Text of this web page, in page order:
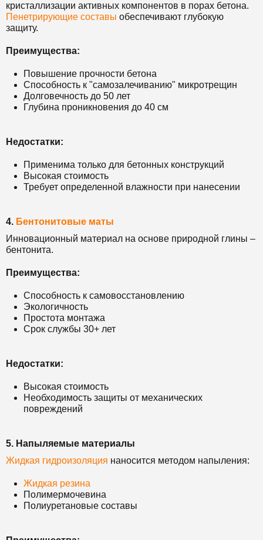
кристаллизации активных компонентов в порах бетона.
Пенетрирующие составы обеспечивают глубокую
защиту.
Преимущества:
Повышение прочности бетона
Способность к "самозалечиванию" микротрещин
Долговечность до 50 лет
Глубина проникновения до 40 см
Недостатки:
Применима только для бетонных конструкций
Высокая стоимость
Требует определенной влажности при нанесении
4. Бентонитовые маты
Инновационный материал на основе природной глины –
бентонита.
Преимущества:
Способность к самовосстановлению
Экологичность
Простота монтажа
Срок службы 30+ лет
Недостатки:
Высокая стоимость
Необходимость защиты от механических
повреждений
5. Напыляемые материалы
Жидкая гидроизоляция наносится методом напыления:
Жидкая резина
Полимермочевина
Полиуретановые составы